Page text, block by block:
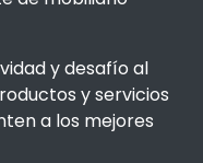
y desafío al
y servicios
a los mejores